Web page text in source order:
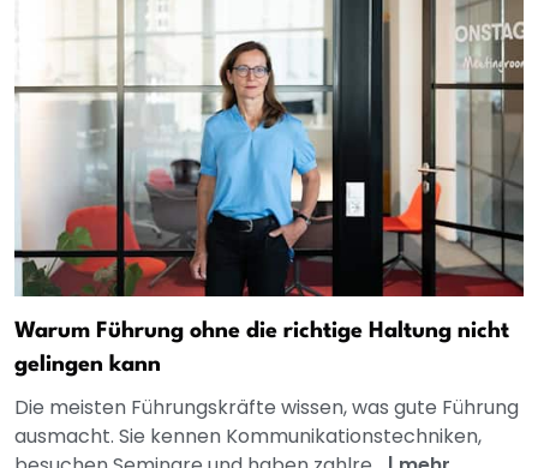
Warum Führung ohne die richtige Haltung nicht
gelingen kann
Die meisten Führungskräfte wissen, was gute Führung
ausmacht. Sie kennen Kommunikationstechniken,